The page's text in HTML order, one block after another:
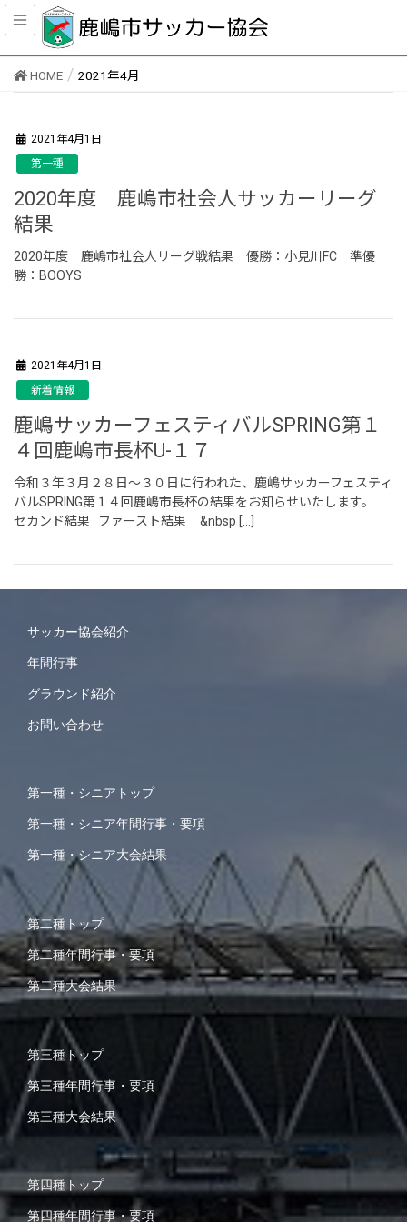
HOME 2021年4月
2021年4月1日
第一種
2020年度 鹿嶋市社会人サッカーリーグ
結果
2020年度 鹿嶋市社会人リーグ戦結果 優勝：小見川FC 準優
勝：BOOYS
2021年4月1日
新着情報
鹿嶋サッカーフェスティバルSPRING第１
４回鹿嶋市長杯U-１７
令和３年３月２８日～３０日に行われた、鹿嶋サッカーフェスティ
バルSPRING第１４回鹿嶋市長杯の結果をお知らせいたします。
セカンド結果 ファースト結果 &nbsp […]
サッカー協会紹介
年間行事
グラウンド紹介
お問い合わせ
第一種・シニアトップ
第一種・シニア年間行事・要項
第一種・シニア大会結果
第二種トップ
第二種年間行事・要項
第二種大会結果
第三種トップ
第三種年間行事・要項
第三種大会結果
第四種トップ
第四種年間行事・要項